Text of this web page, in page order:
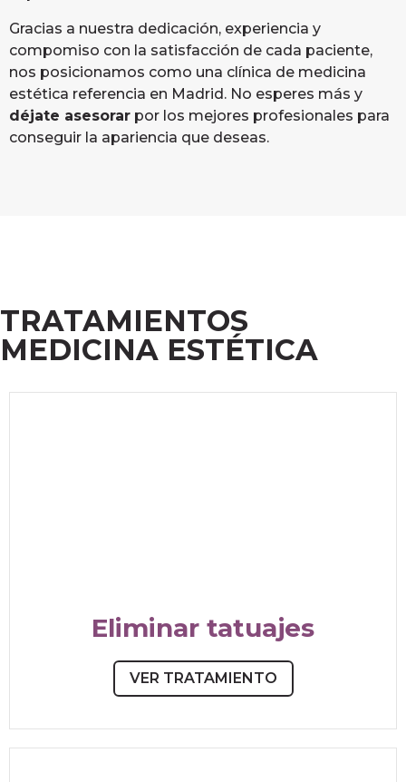
Gracias a nuestra dedicación, experiencia y
compomiso con la satisfacción de cada paciente,
nos posicionamos como una clínica de medicina
estética referencia en Madrid. No esperes más y
déjate asesorar por los mejores profesionales para
conseguir la apariencia que deseas.
TRATAMIENTOS
MEDICINA ESTÉTICA
Eliminar tatuajes
VER TRATAMIENTO